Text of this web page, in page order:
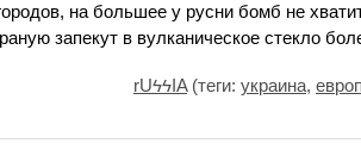
на большее у русни бомб не
запекут в вулканическое стекло
rUϟϟIA(теги: украина,